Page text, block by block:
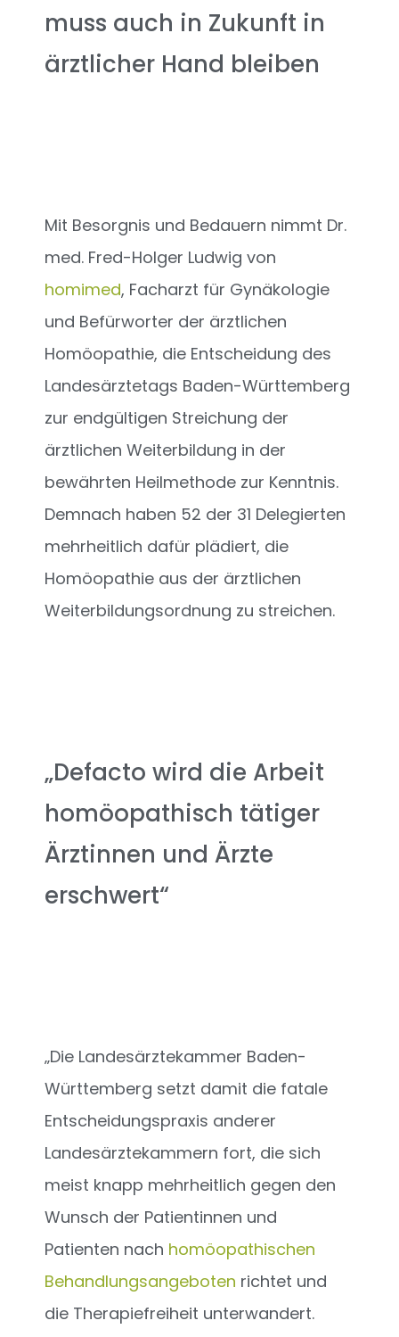
muss auch in Zukunft in
ärztlicher Hand bleiben
Mit Besorgnis und Bedauern nimmt Dr.
med. Fred-Holger Ludwig von
homimed, Facharzt für Gynäkologie
und Befürworter der ärztlichen
Homöopathie, die Entscheidung des
Landesärztetags Baden-Württemberg
zur endgültigen Streichung der
ärztlichen Weiterbildung in der
bewährten Heilmethode zur Kenntnis.
Demnach haben 52 der 31 Delegierten
mehrheitlich dafür plädiert, die
Homöopathie aus der ärztlichen
Weiterbildungsordnung zu streichen.
„Defacto wird die Arbeit
homöopathisch tätiger
Ärztinnen und Ärzte
erschwert“
„Die Landesärztekammer Baden-
Württemberg setzt damit die fatale
Entscheidungspraxis anderer
Landesärztekammern fort, die sich
meist knapp mehrheitlich gegen den
Wunsch der Patientinnen und
Patienten nach homöopathischen
Behandlungsangeboten richtet und
die Therapiefreiheit unterwandert.